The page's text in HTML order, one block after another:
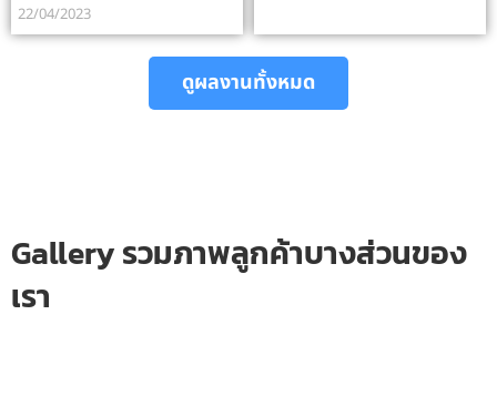
22/04/2023
ดูผลงานทั้งหมด
Gallery รวมภาพลูกค้าบางส่วนของ
เรา